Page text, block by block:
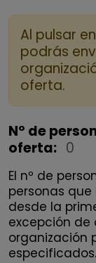
Al pulsar en
podrás
oferta.
Nº de
oferta: 0
El nº de
personas
desde la
excepción
organización
especificados.